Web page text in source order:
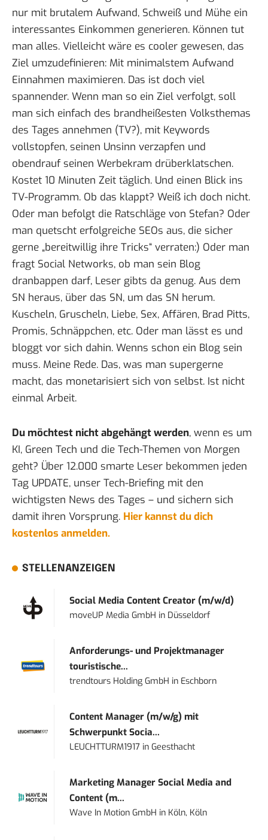
nur mit brutalem Aufwand, Schweiß und Mühe ein
interessantes Einkommen generieren. Können tut
man alles. Vielleicht wäre es cooler gewesen, das
Ziel umzudefinieren: Mit minimalstem Aufwand
Einnahmen maximieren. Das ist doch viel
spannender. Wenn man so ein Ziel verfolgt, soll
man sich einfach des brandheißesten Volksthemas
des Tages annehmen (TV?), mit Keywords
vollstopfen, seinen Unsinn verzapfen und
obendrauf seinen Werbekram drüberklatschen.
Kostet 10 Minuten Zeit täglich. Und einen Blick ins
TV-Programm. Ob das klappt? Weiß ich doch nicht.
Oder man befolgt die Ratschläge von Stefan? Oder
man quetscht erfolgreiche SEOs aus, die sicher
gerne „bereitwillig ihre Tricks“ verraten:) Oder man
fragt Social Networks, ob man sein Blog
dranbappen darf, Leser gibts da genug. Aus dem
SN heraus, über das SN, um das SN herum.
Kuscheln, Gruscheln, Liebe, Sex, Affären, Brad Pitts,
Promis, Schnäppchen, etc. Oder man lässt es und
bloggt vor sich dahin. Wenns schon ein Blog sein
muss. Meine Rede. Das, was man supergerne
macht, das monetarisiert sich von selbst. Ist nicht
einmal Arbeit.
Du möchtest nicht abgehängt werden, wenn es um
KI, Green Tech und die Tech-Themen von Morgen
geht? Über 12.000 smarte Leser bekommen jeden
Tag UPDATE, unser Tech-Briefing mit den
wichtigsten News des Tages – und sichern sich
damit ihren Vorsprung. Hier kannst du dich
kostenlos anmelden.
STELLENANZEIGEN
Social Media Content Creator (m/w/d)
moveUP Media GmbH in Düsseldorf
Anforderungs- und Projektmanager
touristische...
trendtours Holding GmbH in Eschborn
Content Manager (m/w/g) mit
Schwerpunkt Socia...
LEUCHTTURM1917 inGeesthacht
Marketing Manager Social Media and
Content (m...
Wave In Motion GmbH in Köln, Köln